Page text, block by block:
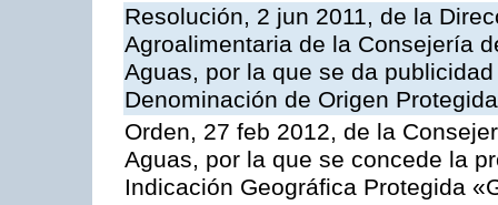
Resolución, 2 jun 2011, de la
Agroalimentaria de la Consejería
Aguas, por la que se da
Denominación de Origen
Orden, 27 feb 2012, de la
Aguas, por la que se concede la
Indicación Geográfica Protegida